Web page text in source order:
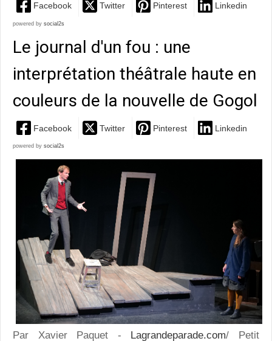
Facebook Twitter Pinterest Linkedin
powered by social2s
Le journal d'un fou : une
interprétation théâtrale haute en
couleurs de la nouvelle de Gogol
Facebook Twitter Pinterest Linkedin
powered by social2s
Par Xavier Paquet - Lagrandeparade.com/ Petit